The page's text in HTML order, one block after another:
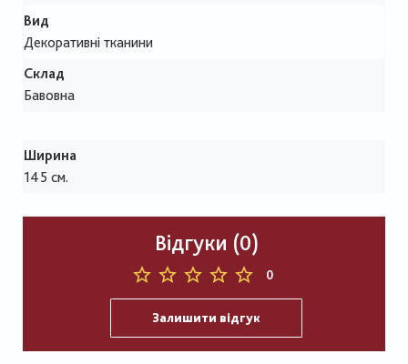
Вид
Декоративні тканини
Склад
Бавовна
Ширина
145 см.
Відгуки (0)
0
Залишити відгук